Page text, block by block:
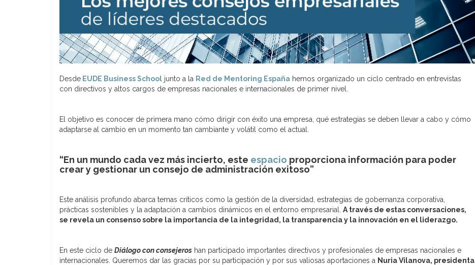
Desde EUDE Business School junto a la Red de Mentoring España hemos organizado un ciclo centrado en entrevistas
con directivos y altos cargos de empresas nacionales e internacionales de primer nivel.
El objetivo es conocer de primera mano cómo dirigir con éxito una empresa, qué estrategias se deben llevar a cabo y cómo
adaptarse al cambio en un momento tan cambiante y volátil como el actual.
“En un mundo cada vez más incierto, este espacio proporciona información para poder
crear y gestionar un consejo de administración exitoso”
Este análisis profundo abarca temas críticos como la gestión de la diversidad, estrategias de gobernanza corporativa,
prácticas sostenibles y la adaptación a cambios dinámicos en el entorno empresarial. A través de estas conversaciones,
se revela un consenso sobre la importancia de la integridad, la transparencia y la innovación en el liderazgo.
En este ciclo de Diálogo con consejeros han participado importantes directivos y profesionales de empresas nacionales e
internacionales. Queremos dar las gracias por su participación y por sus valiosas aportaciones a Nuria Vilanova, presidenta